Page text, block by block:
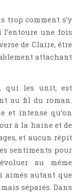
trop comment s’y
l’entoure une fois
de Claire, être
attachant
qui les unit, est
au fil du roman.
et intense qu’on
à la haine et de
et aucun répit
sentiments pour
au même
aimés autant que
séparés. Dans